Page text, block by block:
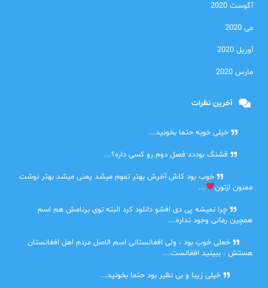
آگوست 2020
می 2020
آوریل 2020
مارس 2020
آخرین نظرات
خیلی خوبه حتما بخونید...
قشنگ بوددد فصل دوم رو کسی داره؟...
خوب بود کاش آخرش بهتر تموم میشد یعنی میشد بهتر نوشت
ممنون ازتون
...
چرا نمیشه پی دی افشو دانلود کرد البته توی برنامش هم اسم
همچین رمانی وجود نداره...
خعلی خوب بود ، ولی افغانستانی اسم الاصل مردم اهل افغانستان
هستش . ببینید افغانست...
خیلی زیبا و بی نظیر بود حتما بخونید...